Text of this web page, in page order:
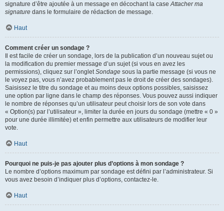
signature d’être ajoutée à un message en décochant la caseAttacher ma
signature dans le formulaire de rédaction de message.
Haut
Comment créer un sondage ?
Il est facile de créer un sondage, lors de la publication d’un nouveau sujet ou
la modification du premier message d’un sujet (si vous en avez les
permissions), cliquez sur l’ongletSondage sous la partie message (si vous ne
le voyez pas, vous n’avez probablement pas le droit de créer des sondages).
Saisissez le titre du sondage et au moins deux options possibles, saisissez
une option par ligne dans le champ des réponses. Vous pouvez aussi indiquer
le nombre de réponses qu’un utilisateur peut choisir lors de son vote dans
« Option(s) par l’utilisateur », limiter la durée en jours du sondage (mettre « 0 »
pour une durée illimitée) et enfin permettre aux utilisateurs de modifier leur
vote.
Haut
Pourquoi ne puis-je pas ajouter plus d’options à mon sondage ?
Le nombre d’options maximum par sondage est défini par l’administrateur. Si
vous avez besoin d’indiquer plus d’options, contactez-le.
Haut